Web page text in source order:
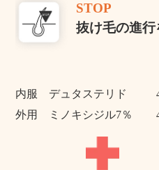
STOP
抜け毛の進行
内服 デュタステリド
外用 ミノキシジル7％